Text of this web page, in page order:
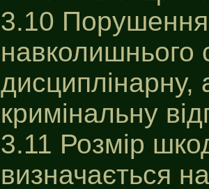
3.10
навколишнього
дисциплінарну,
кримінальну
3.11 Розмір
визначається